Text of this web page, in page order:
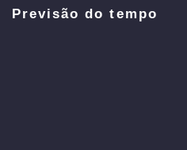
Previsão do tempo